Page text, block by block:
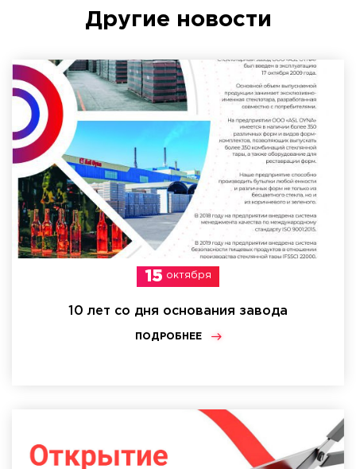
Другие новости
15 октября
10 лет со дня основания завода
ПОДРОБНЕЕ